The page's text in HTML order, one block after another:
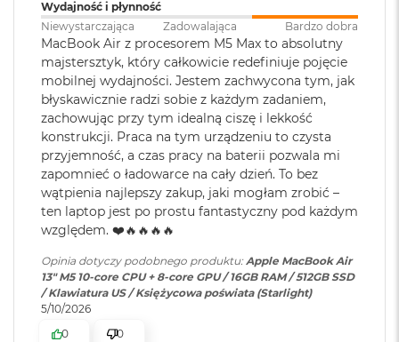
ś
c
i
d
y
s
k
u
M
a
c
B
o
o
A
i
r
2
Kolory
Możliwość wyświetlania miliarda kolorów
Szeroka gama kolorów (P3)
Technologia True Tone
Chip
Apple M5
Apple M5 (10-rdzeniowy procesor CPU + 10-rdzeniowy procesor
GPU + 16-rdzeniowy system Neural Engine)
Szybkie ładowanie
Możliwość szybkiego ładowania
zasilaczem USB-C o mocy 70W
Ładowanie i
rozbudowa:
Dwa porty Thunderbolt 4
(USB‑C) obsługujące:
Ładowanie,DisplayPort,
Thunderbolt 4 (do 40 Gb/s),
USB 4 (do 40 Gb/s)
Klawiatura
numeryczna
NIE
Podświetlana
klawiatura
Wydajność i płynność
Niewystarczająca
Zadowalająca Bardzo dobra
MacBook Air z procesorem M5 Max to absolutny
majstersztyk, który całkowicie redefiniuje pojęcie
mobilnej wydajności. Jestem zachwycona tym, jak
błyskawicznie radzi sobie z każdym zadaniem,
zachowując przy tym idealną ciszę i lekkość
konstrukcji. Praca na tym urządzeniu to czysta
przyjemność, a czas pracy na baterii pozwala mi
zapomnieć o ładowarce na cały dzień. To bez
wątpienia najlepszy zakup, jaki mogłam zrobić –
ten laptop jest po prostu fantastyczny pod każdym
względem. ❤️🔥🔥🔥🔥
Opinia dotyczy podobnego produktu:Apple MacBook Air
13" M5 10-core CPU + 8-core GPU / 16GB RAM / 512GB SSD
/ Klawiatura US / Księżycowa poświata (Starlight)
5/10/2026
0
0